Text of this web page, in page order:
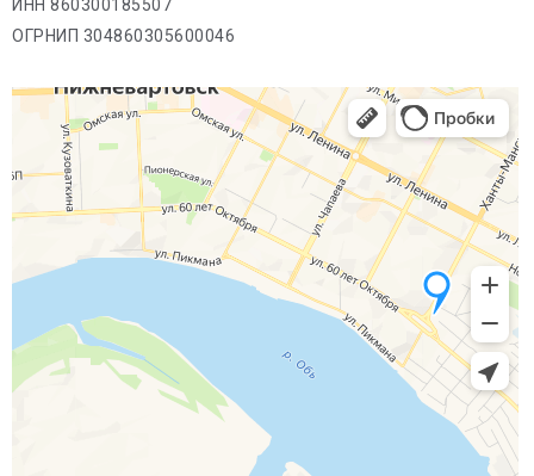
ИНН 860300185507
ОГРНИП 304860305600046